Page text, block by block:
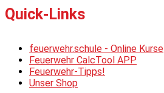
Quick-Links
feuerwehr.schule - Online Kurse
Feuerwehr CalcTool APP
Feuerwehr-Tipps!
Unser Shop